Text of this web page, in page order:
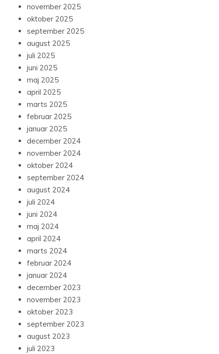
november 2025
oktober 2025
september 2025
august 2025
juli 2025
juni 2025
maj 2025
april 2025
marts 2025
februar 2025
januar 2025
december 2024
november 2024
oktober 2024
september 2024
august 2024
juli 2024
juni 2024
maj 2024
april 2024
marts 2024
februar 2024
januar 2024
december 2023
november 2023
oktober 2023
september 2023
august 2023
juli 2023